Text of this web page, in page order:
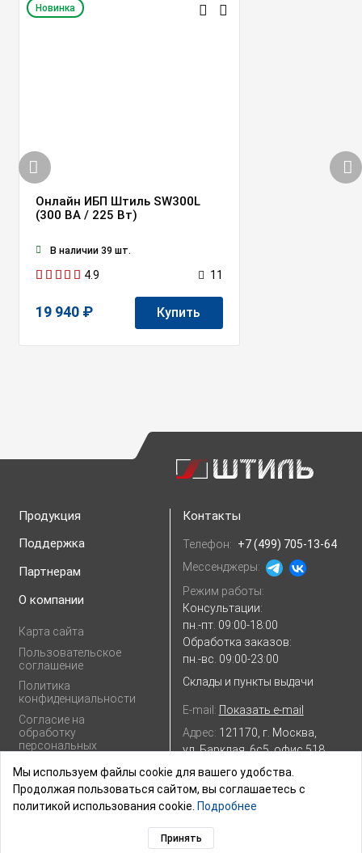
Новинка
Онлайн ИБП Штиль SW300L
(300 ВА / 225 Вт)
В наличии 39 шт.
4.9 11
19 940 ₽ Купить
Продукция
Поддержка
Партнерам
О компании
Карта сайта
Пользовательское
соглашение
Политика
конфиденциальности
Согласие на
обработку
персональных
Контакты
Телефон: +7 (499) 705-13-64
Мессенджеры:
Режим работы:
Консультации:
пн.-пт. 09:00-18:00
Обработка заказов:
пн.-вс. 09:00-23:00
Склады и пункты выдачи
E-mail: Показать e-mail
Адрес: 121170, г. Москва,
ул. Барклая, 6с5, офис 518
Посмотреть на
Мы используем файлы cookie для вашего удобства.
Продолжая пользоваться сайтом, вы соглашаетесь с
политикой использования cookie. Подробнее
Принять